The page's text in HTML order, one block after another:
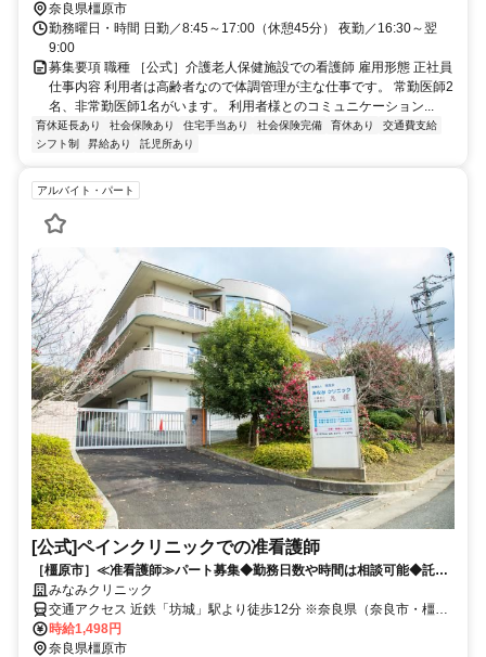
内・県外から幅広く通勤されています。
奈良県橿原市
勤務曜日・時間 日勤／8:45～17:00（休憩45分） 夜勤／16:30～翌
9:00
募集要項 職種 ［公式］介護老人保健施設での看護師 雇用形態 正社員
仕事内容 利用者は高齢者なので体調管理が主な仕事です。 常勤医師2
名、非常勤医師1名がいます。 利用者様とのコミュニケーション...
育休延長あり 社会保険あり 住宅手当あり 社会保険完備 育休あり
交通費支給
シフト制
昇給あり 託児所あり
アルバイト・パート
[公式]ペインクリニックでの准看護師
［橿原市］≪准看護師≫パート募集◆勤務日数や時間は相談可能◆託児
所あり◆福利厚生充実◆
みなみクリニック
交通アクセス 近鉄「坊城」駅より徒歩12分 ※奈良県（奈良市・橿原
市・大和高田市・吉野郡・五條市）や和歌山県橋本市など 奈良県
内・県外から幅広く通勤されています。
時給1,498円
奈良県橿原市